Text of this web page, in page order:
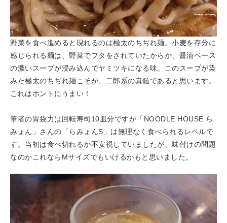
野菜を食べ進めると現れるのは極太のちぢれ麺。小麦を存分に
感じられる麺は、野菜でフタをされていたからか、醤油ベース
の濃いスープが浸み込んでヤミツキになる味。このスープが染
みた極太のちぢれ麺こそが、二郎系の真髄であると思います。
これはホントにうまい！
筆者の胃袋力は回転寿司10皿分ですが「NOODLE HOUSE ら
みょん」さんの「らみょんS」は無理なく食べられるレベルで
す。当初は食べ切れるか不安視していましたが、味付けの問題
なのかこれならMサイズでもいけるかもと思いました。